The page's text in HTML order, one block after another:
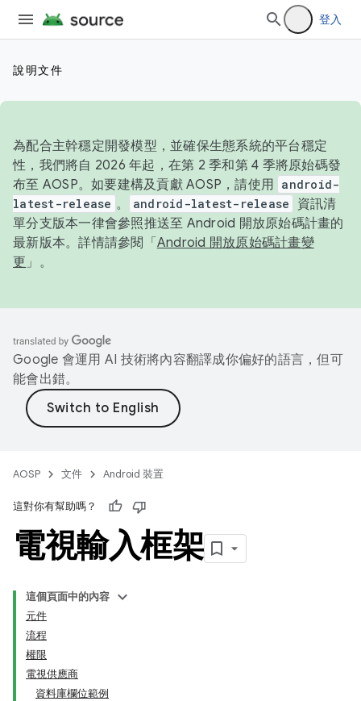
登入
說明文件
為配合主幹穩定開發模型，並確保生態系統的平台穩定
性，我們將自 2026 年起，在第 2 季和第 4 季將原始碼發
布至 AOSP。如要建構及貢獻 AOSP，請使用 android-
latest-release 。 android-latest-release
資訊清
單分支版本一律會參照推送至 Android 開放原始碼計畫的
最新版本。詳情請參閱「 Android 開放原始碼計畫變
更 」。
Google 會運用 AI 技術將內容翻譯成你偏好的語言，但可
能會出錯。
AOSP 文件 Android 裝置
這對你有幫助嗎？
電視輸入框架
這個頁面中的內容
元件
流程
權限
電視供應商
資料庫欄位範例